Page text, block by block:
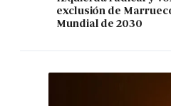
exclusión de
Mundial de 2030